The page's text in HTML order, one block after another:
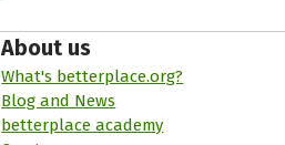
About us
What's betterplace.org?
Blog and News
betterplace academy